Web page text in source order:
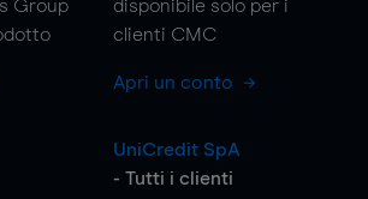
Group
disponibile solo per i
clienti CMC
Apri un conto
UniCredit SpA
- Tutti i clienti